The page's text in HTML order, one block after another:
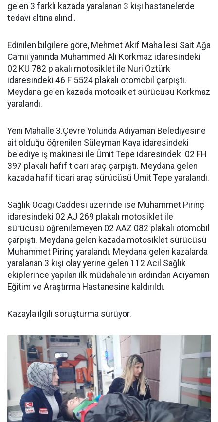
gelen 3 farklı kazada yaralanan 3 kişi hastanelerde
tedavi altına alındı.
Edinilen bilgilere göre, Mehmet Akif Mahallesi Sait Ağa
Camii yanında Muhammed Ali Korkmaz idaresindeki
02 KU 782 plakalı motosiklet ile Nuri Öztürk
idaresindeki 46 F 5524 plakalı otomobil çarpıştı.
Meydana gelen kazada motosiklet sürücüsü Korkmaz
yaralandı.
Yeni Mahalle 3.Çevre Yolunda Adıyaman Belediyesine
ait olduğu öğrenilen Süleyman Kaya idaresindeki
belediye iş makinesi ile Ümit Tepe idaresindeki 02 FH
397 plakalı hafif ticari araç çarpıştı. Meydana gelen
kazada hafif ticari araç sürücüsü Ümit Tepe yaralandı.
Sağlık Ocağı Caddesi üzerinde ise Muhammet Pirinç
idaresindeki 02 AJ 269 plakalı motosiklet ile
sürücüsü öğrenilemeyen 02 AAZ 082 plakalı otomobil
çarpıştı. Meydana gelen kazada motosiklet sürücüsü
Muhammet Pirinç yaralandı. Meydana gelen kazalarda
yaralanan 3 kişi olay yerine gelen 112 Acil Sağlık
ekiplerince yapılan ilk müdahalenin ardından Adıyaman
Eğitim ve Araştırma Hastanesine kaldırıldı.
Kazayla ilgili soruşturma sürüyor.